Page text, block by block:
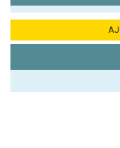
(En cliquant